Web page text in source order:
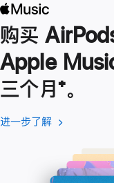
购买 AirPods
Apple
三个月脚
注
⁺。
进一步了解 进
了
(在
口